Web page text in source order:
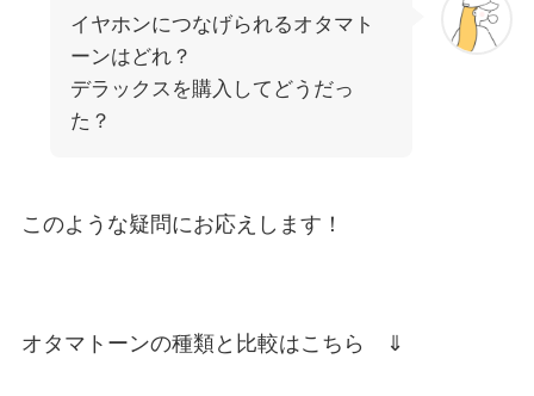
イヤホンにつなげられるオタマト
ーンはどれ？
デラックスを購入してどうだっ
た？
このような疑問にお応えします！
オタマトーンの種類と比較はこちら ⇓